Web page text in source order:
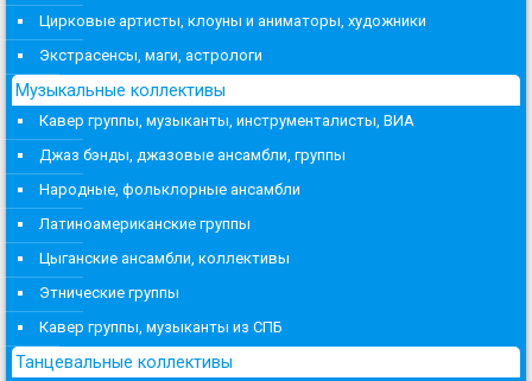
Цирковые артисты, клоуны и аниматоры, художники
Экстрасенсы, маги, астрологи
Музыкальные коллективы
Кавер группы, музыканты, инструменталисты, ВИА
Джаз бэнды, джазовые ансамбли, группы
Народные, фольклорные ансамбли
Латиноамериканские группы
Цыганские ансамбли, коллективы
Этнические группы
Кавер группы, музыканты из СПБ
Танцевальные коллективы